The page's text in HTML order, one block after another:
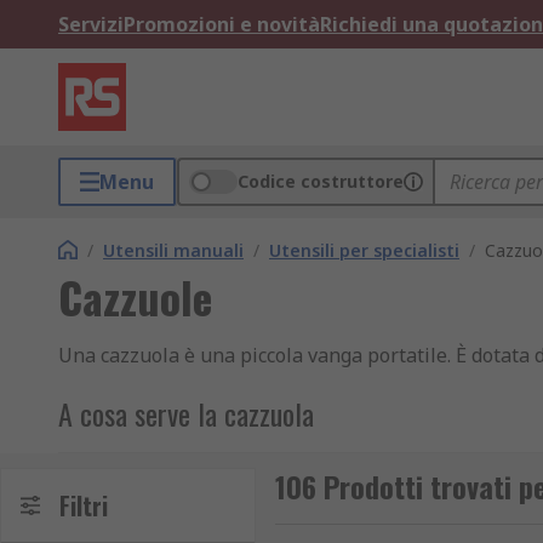
ServiziPromozioni e novitàRichiedi una
Menu Codice costruttore
/ Utensili manuali / Utensili per specialisti /
Cazzuole
Una cazzuola è una piccola vanga portatile. È
A cosa serve la cazzuola
Le cazzuole manuali per calcestruzzo e muratura
superficie del calcestruzzo.
Filtri 106 Prodotti trovati